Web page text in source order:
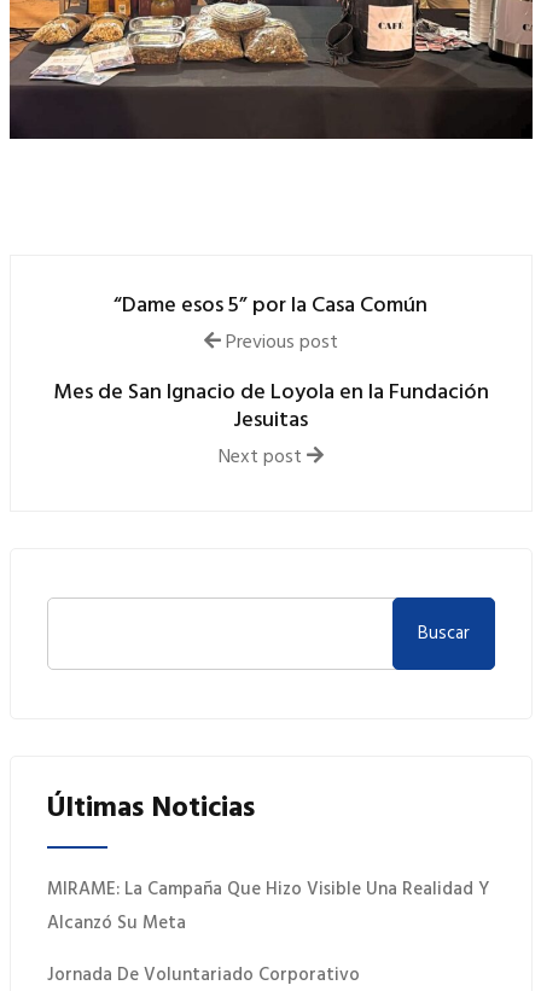
“Dame esos 5” por la Casa Común
Previous post
Mes de San Ignacio de Loyola en la Fundación
Jesuitas
Next post
Buscar
Últimas Noticias
MIRAME: La Campaña Que Hizo Visible Una Realidad Y
Alcanzó Su Meta
Jornada De Voluntariado Corporativo